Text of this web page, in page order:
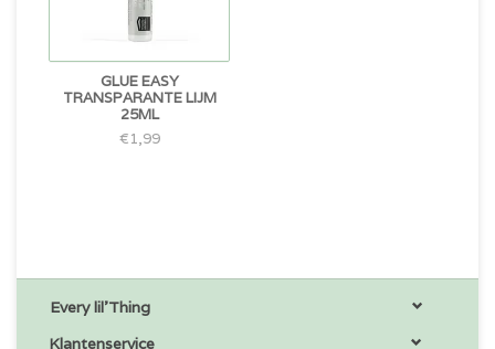
GLUE EASY
TRANSPARANTE LIJM
25ML
€1,99
Every lil'Thing
Klantenservice